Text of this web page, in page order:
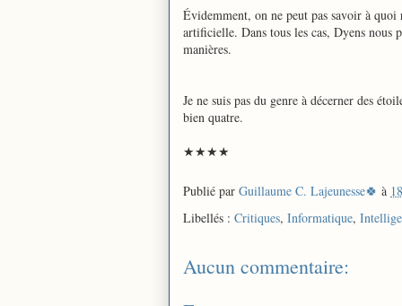
Évidemment, on ne peut pas savoir à
artificielle. Dans tous les cas, Dyens nous
manières.
Je ne suis pas du genre à décerner des
bien quatre.
★★★★
Publié par Guillaume C. Lajeunesse🍀 à
Libellés : Critiques, Informatique,
Aucun commentaire: